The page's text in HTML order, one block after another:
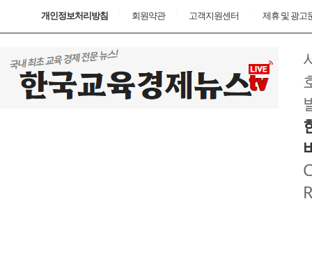
개인정보처리방침 회원약관 고객지원센터 제휴 및 광고